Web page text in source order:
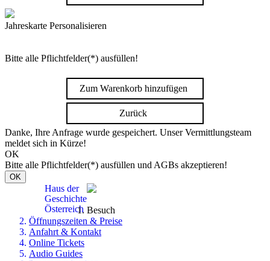
Jahreskarte Personalisieren
Bitte alle Pflichtfelder(*) ausfüllen!
Zum Warenkorb hinzufügen
Zurück
Danke, Ihre Anfrage wurde gespeichert. Unser Vermittlungsteam
meldet sich in Kürze!
OK
Bitte alle Pflichtfelder(*) ausfüllen und AGBs akzeptieren!
OK
Haus der
Geschichte
Österreich Besuch
Öffnungszeiten & Preise
Anfahrt & Kontakt
Online Tickets
Audio Guides